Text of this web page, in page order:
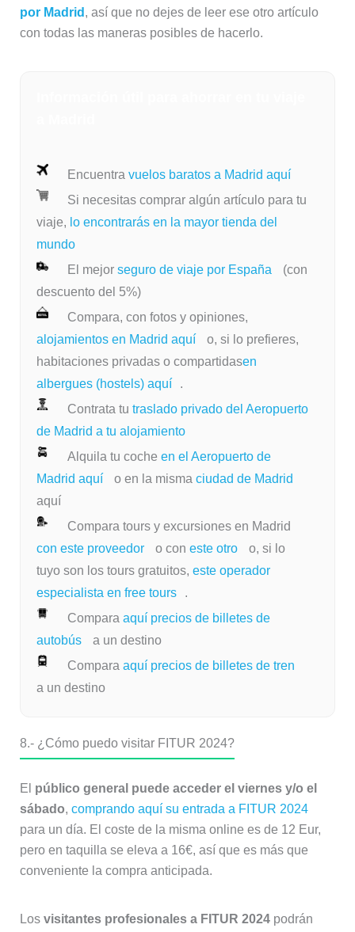
por Madrid , así que no dejes de leer ese otro artículo
con todas las maneras posibles de hacerlo.
Encuentra vuelos baratos a Madrid aquí
Si necesitas comprar algún artículo para tu
viaje, lo encontrarás en la mayor tienda del
mundo
El mejor seguro de viaje por España
(con
descuento del 5%)
Compara, con fotos y opiniones,
alojamientos en Madrid aquí
o, si lo prefieres,
habitaciones privadas o compartidasen
albergues (hostels) aquí
.
Contrata tu traslado privado del Aeropuerto
de Madrid a tu alojamiento
Alquila tu coche en el Aeropuerto de
Madrid aquí
o en la misma ciudad de Madrid
aquí
Compara tours y excursiones en Madrid
con este proveedor
o con este otro
o, si lo
tuyo son los tours gratuitos, este operador
especialista en free tours
.
Compara aquí precios de billetes de
autobús
a un destino
Compara aquí precios de billetes de tren
a un destino
8.- ¿Cómo puedo visitar FITUR 2024?
El público general puede acceder el viernes y/o el
sábado, comprando aquí su entrada a FITUR 2024
para un día. El coste de la misma online es de 12 Eur,
pero en taquilla se eleva a 16€, así que es más que
conveniente la compra anticipada.
Los visitantes profesionales a FITUR 2024podrán